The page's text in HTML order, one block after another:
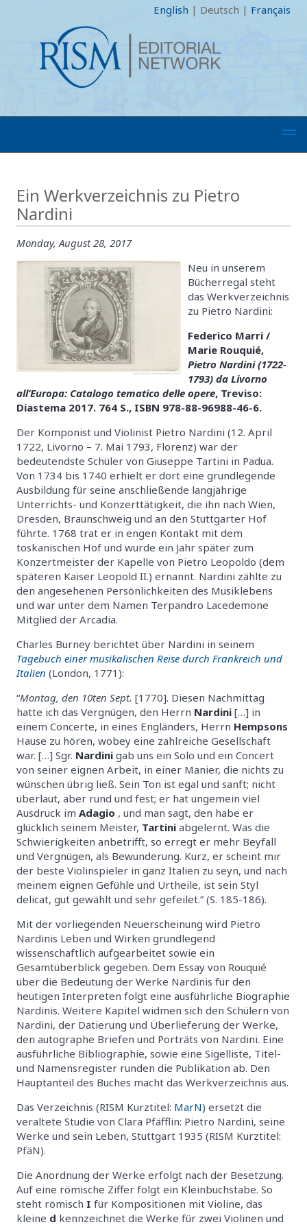
English | Deutsch | Français
Ein Werkverzeichnis zu Pietro
Nardini
Monday, August 28, 2017
Neu in unserem
Bücherregal steht
das Werkverzeichnis
zu Pietro Nardini:
Federico Marri /
Marie Rouquié,
Pietro Nardini (1722-
1793) da Livorno
all’Europa: Catalogo tematico delle opere, Treviso:
Diastema 2017. 764 S., ISBN 978-88-96988-46-6.
Der Komponist und Violinist Pietro Nardini (12. April
1722, Livorno – 7. Mai 1793, Florenz) war der
bedeutendste Schüler von Giuseppe Tartini in Padua.
Von 1734 bis 1740 erhielt er dort eine grundlegende
Ausbildung für seine anschließende langjährige
Unterrichts- und Konzerttätigkeit, die ihn nach Wien,
Dresden, Braunschweig und an den Stuttgarter Hof
führte. 1768 trat er in engen Kontakt mit dem
toskanischen Hof und wurde ein Jahr später zum
Konzertmeister der Kapelle von Pietro Leopoldo (dem
späteren Kaiser Leopold II.) ernannt. Nardini zählte zu
den angesehenen Persönlichkeiten des Musiklebens
und war unter dem Namen Terpandro Lacedemone
Mitglied der Arcadia.
Charles Burney berichtet über Nardini in seinem
Tagebuch einer musikalischen Reise durch Frankreich und
Italien (London, 1771):
“Montag, den 10ten Sept. [1770]. Diesen Nachmittag
hatte ich das Vergnügen, den Herrn Nardini […] in
einem Concerte, in eines Engländers, Herrn Hempsons
Hause zu hören, wobey eine zahlreiche Gesellschaft
war. […] Sgr. Nardini gab uns ein Solo und ein Concert
von seiner eignen Arbeit, in einer Manier, die nichts zu
wünschen übrig ließ. Sein Ton ist egal und sanft; nicht
überlaut, aber rund und fest; er hat ungemein viel
Ausdruck im Adagio , und man sagt, den habe er
glücklich seinem Meister, Tartini abgelernt. Was die
Schwierigkeiten anbetrifft, so erregt er mehr Beyfall
und Vergnügen, als Bewunderung. Kurz, er scheint mir
der beste Violinspieler in ganz Italien zu seyn, und nach
meinem eignen Gefühle und Urtheile, ist sein Styl
delicat, gut gewählt und sehr gefeilet.” (S. 185-186).
Mit der vorliegenden Neuerscheinung wird Pietro
Nardinis Leben und Wirken grundlegend
wissenschaftlich aufgearbeitet sowie ein
Gesamtüberblick gegeben. Dem Essay von Rouquié
über die Bedeutung der Werke Nardinis für den
heutigen Interpreten folgt eine ausführliche Biographie
Nardinis. Weitere Kapitel widmen sich den Schülern von
Nardini, der Datierung und Überlieferung der Werke,
den autographe Briefen und Porträts von Nardini. Eine
ausführliche Bibliographie, sowie eine Sigelliste, Titel-
und Namensregister runden die Publikation ab. Den
Hauptanteil des Buches macht das Werkverzeichnis aus.
Das Verzeichnis (RISM Kurztitel: MarN) ersetzt die
veraltete Studie von Clara Pfäfflin: Pietro Nardini, seine
Werke und sein Leben, Stuttgart 1935 (RISM Kurztitel:
PfäN).
Die Anordnung der Werke erfolgt nach der Besetzung.
Auf eine römische Ziffer folgt ein Kleinbuchstabe. So
steht römisch I für Kompositionen mit Violine, das
kleine d kennzeichnet die Werke für zwei Violinen und